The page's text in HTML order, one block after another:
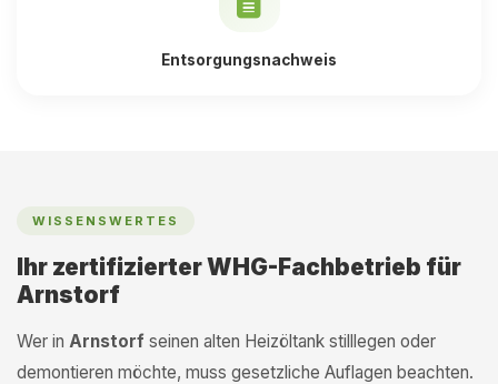
Entsorgungsnachweis
WISSENSWERTES
Ihr zertifizierter WHG-Fachbetrieb für
Arnstorf
Wer in Arnstorf seinen alten Heizöltank stilllegen oder
demontieren möchte, muss gesetzliche Auflagen beachten.